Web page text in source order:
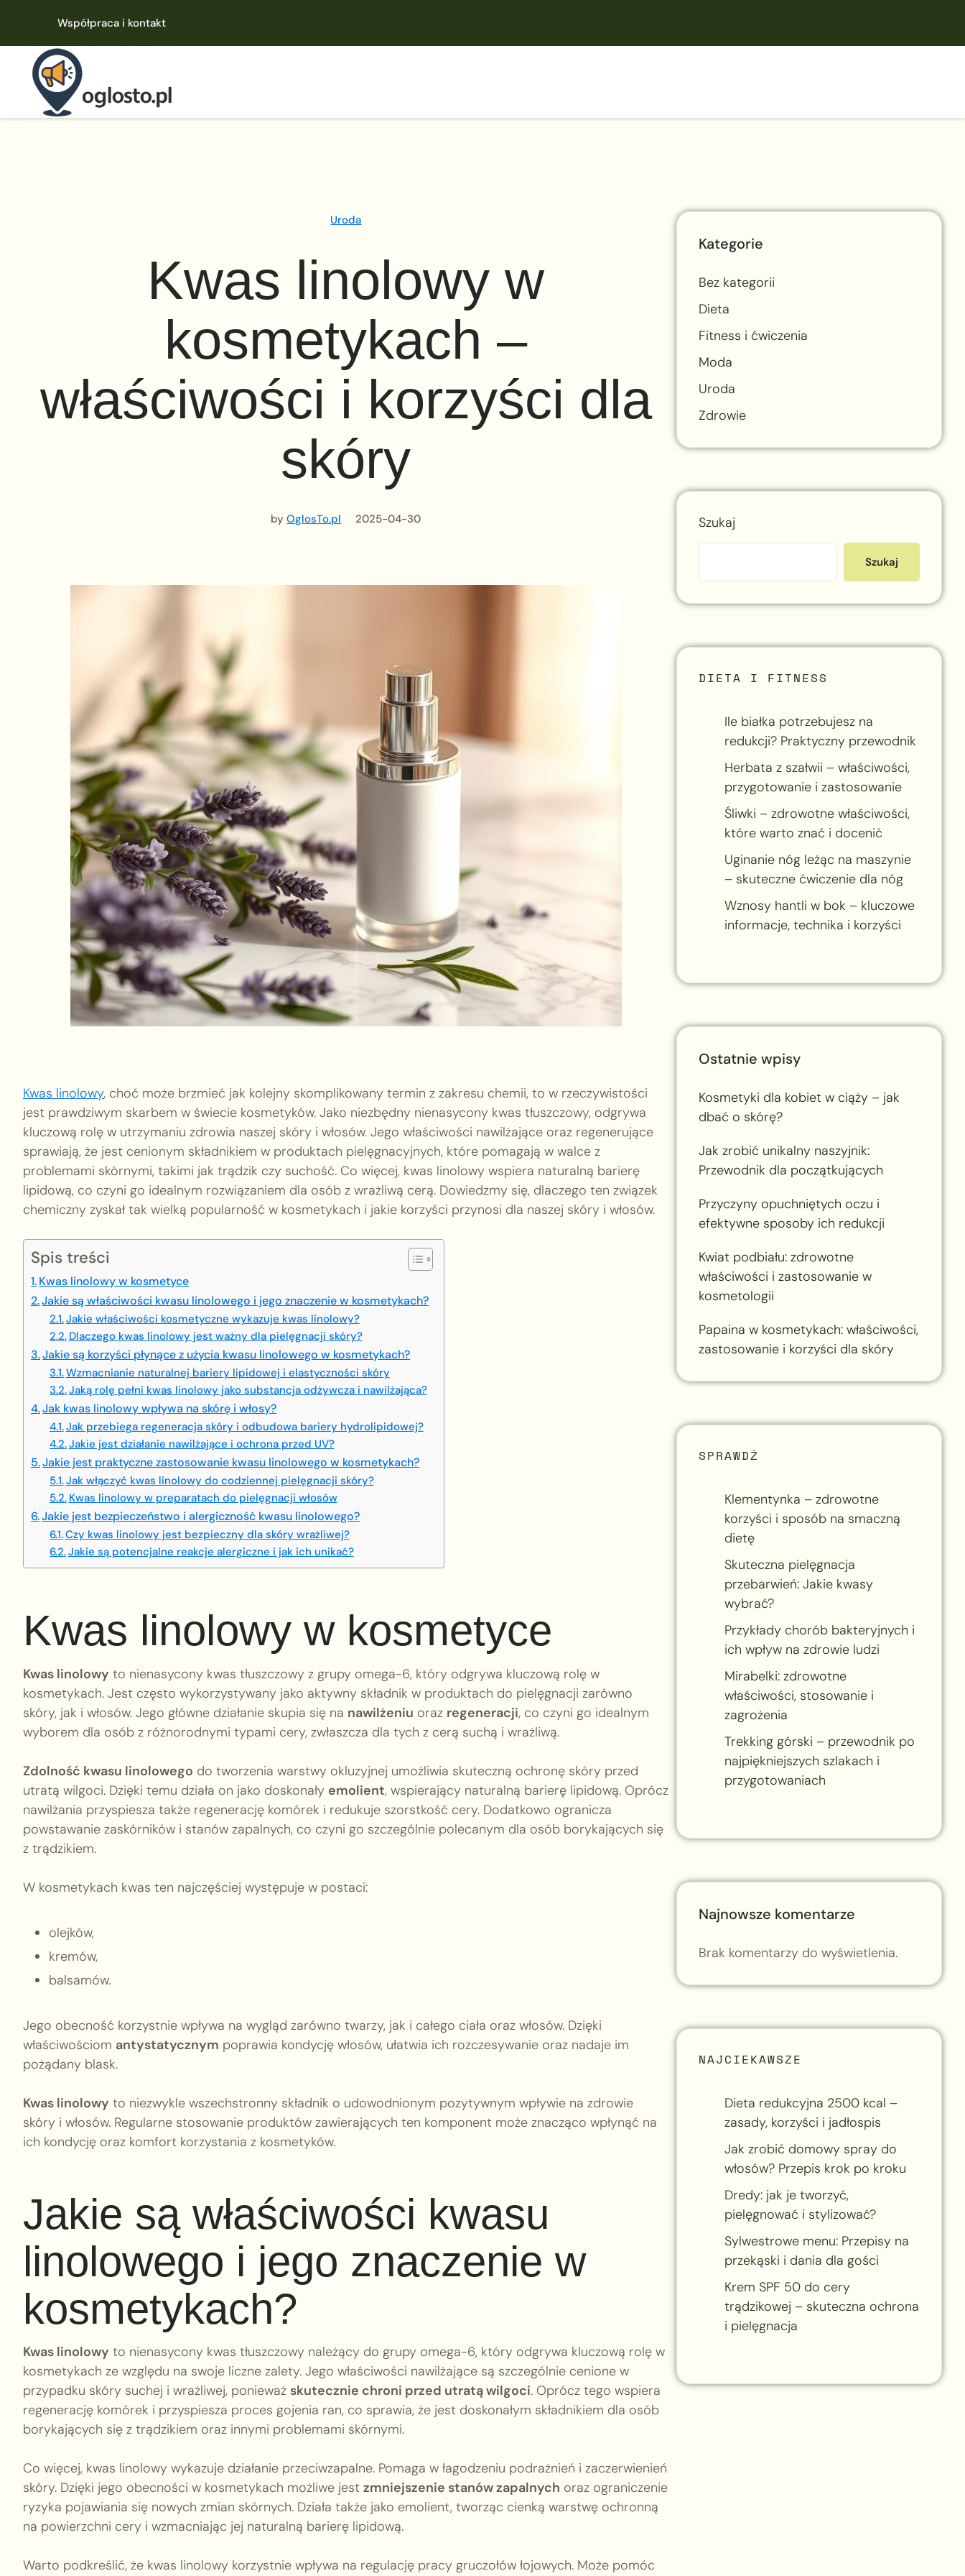
Współpraca i kontakt
Uroda
Kwas linolowy w
kosmetykach –
właściwości i korzyści dla
skóry
byOglosTo.pl 2025-04-30
Kwas linolowy, choć może brzmieć jak kolejny skomplikowany termin z zakresu chemii, to w rzeczywistości
jest prawdziwym skarbem w świecie kosmetyków. Jako niezbędny nienasycony kwas tłuszczowy, odgrywa
kluczową rolę w utrzymaniu zdrowia naszej skóry i włosów. Jego właściwości nawilżające oraz regenerujące
sprawiają, że jest cenionym składnikiem w produktach pielęgnacyjnych, które pomagają w walce z
problemami skórnymi, takimi jak trądzik czy suchość. Co więcej, kwas linolowy wspiera naturalną barierę
lipidową, co czyni go idealnym rozwiązaniem dla osób z wrażliwą cerą. Dowiedzmy się, dlaczego ten związek
chemiczny zyskał tak wielką popularność w kosmetykach i jakie korzyści przynosi dla naszej skóry i włosów.
Spis treści
Kwas linolowy w kosmetyce
Jakie są właściwości kwasu linolowego i jego znaczenie w kosmetykach?
Jakie właściwości kosmetyczne wykazuje kwas linolowy?
Dlaczego kwas linolowy jest ważny dla pielęgnacji skóry?
Jakie są korzyści płynące z użycia kwasu linolowego w kosmetykach?
Wzmacnianie naturalnej bariery lipidowej i elastyczności skóry
Jaką rolę pełni kwas linolowy jako substancja odżywcza i nawilżająca?
Jak kwas linolowy wpływa na skórę i włosy?
Jak przebiega regeneracja skóry i odbudowa bariery hydrolipidowej?
Jakie jest działanie nawilżające i ochrona przed UV?
Jakie jest praktyczne zastosowanie kwasu linolowego w kosmetykach?
Jak włączyć kwas linolowy do codziennej pielęgnacji skóry?
Kwas linolowy w preparatach do pielęgnacji włosów
Jakie jest bezpieczeństwo i alergiczność kwasu linolowego?
Czy kwas linolowy jest bezpieczny dla skóry wrażliwej?
Jakie są potencjalne reakcje alergiczne i jak ich unikać?
Kwas linolowy w kosmetyce
Kwas linolowy to nienasycony kwas tłuszczowy z grupy omega-6, który odgrywa kluczową rolę w
kosmetykach. Jest często wykorzystywany jako aktywny składnik w produktach do pielęgnacji zarówno
skóry, jak i włosów. Jego główne działanie skupia się na nawilżeniu oraz regeneracji, co czyni go idealnym
wyborem dla osób z różnorodnymi typami cery, zwłaszcza dla tych z cerą suchą i wrażliwą.
Zdolność kwasu linolowego do tworzenia warstwy okluzyjnej umożliwia skuteczną ochronę skóry przed
utratą wilgoci. Dzięki temu działa on jako doskonały emolient, wspierający naturalną barierę lipidową. Oprócz
nawilżania przyspiesza także regenerację komórek i redukuje szorstkość cery. Dodatkowo ogranicza
powstawanie zaskórników i stanów zapalnych, co czyni go szczególnie polecanym dla osób borykających się
z trądzikiem.
W kosmetykach kwas ten najczęściej występuje w postaci:
olejków,
kremów,
balsamów.
Jego obecność korzystnie wpływa na wygląd zarówno twarzy, jak i całego ciała oraz włosów. Dzięki
właściwościom antystatycznym poprawia kondycję włosów, ułatwia ich rozczesywanie oraz nadaje im
pożądany blask.
Kwas linolowy to niezwykle wszechstronny składnik o udowodnionym pozytywnym wpływie na zdrowie
skóry i włosów. Regularne stosowanie produktów zawierających ten komponent może znacząco wpłynąć na
ich kondycję oraz komfort korzystania z kosmetyków.
Jakie są właściwości kwasu
linolowego i jego znaczenie w
kosmetykach?
Kwas linolowy to nienasycony kwas tłuszczowy należący do grupy omega-6, który odgrywa kluczową rolę w
kosmetykach ze względu na swoje liczne zalety. Jego właściwości nawilżające są szczególnie cenione w
przypadku skóry suchej i wrażliwej, ponieważ skutecznie chroni przed utratą wilgoci. Oprócz tego wspiera
regenerację komórek i przyspiesza proces gojenia ran, co sprawia, że jest doskonałym składnikiem dla osób
borykających się z trądzikiem oraz innymi problemami skórnymi.
Co więcej, kwas linolowy wykazuje działanie przeciwzapalne. Pomaga w łagodzeniu podrażnień i zaczerwienień
skóry. Dzięki jego obecności w kosmetykach możliwe jest zmniejszenie stanów zapalnych oraz ograniczenie
ryzyka pojawiania się nowych zmian skórnych. Działa także jako emolient, tworząc cienką warstwę ochronną
na powierzchni cery i wzmacniając jej naturalną barierę lipidową.
Warto podkreślić, że kwas linolowy korzystnie wpływa na regulację pracy gruczołów łojowych. Może pomóc
Kategorie
Bez kategorii
Dieta
Fitness i ćwiczenia
Moda
Uroda
Zdrowie
Szukaj
Szukaj
DIETA I FITNESS
Ile białka potrzebujesz na
redukcji? Praktyczny przewodnik
Herbata z szałwii – właściwości,
przygotowanie i zastosowanie
Śliwki – zdrowotne właściwości,
które warto znać i docenić
Uginanie nóg leżąc na maszynie
– skuteczne ćwiczenie dla nóg
Wznosy hantli w bok – kluczowe
informacje, technika i korzyści
Ostatnie wpisy
Kosmetyki dla kobiet w ciąży – jak
dbać o skórę?
Jak zrobić unikalny naszyjnik:
Przewodnik dla początkujących
Przyczyny opuchniętych oczu i
efektywne sposoby ich redukcji
Kwiat podbiału: zdrowotne
właściwości i zastosowanie w
kosmetologii
Papaina w kosmetykach: właściwości,
zastosowanie i korzyści dla skóry
SPRAWDŹ
Klementynka – zdrowotne
korzyści i sposób na smaczną
dietę
Skuteczna pielęgnacja
przebarwień: Jakie kwasy
wybrać?
Przykłady chorób bakteryjnych i
ich wpływ na zdrowie ludzi
Mirabelki: zdrowotne
właściwości, stosowanie i
zagrożenia
Trekking górski – przewodnik po
najpiękniejszych szlakach i
przygotowaniach
Najnowsze komentarze
Brak komentarzy do wyświetlenia.
NAJCIEKAWSZE
Dieta redukcyjna 2500 kcal –
zasady, korzyści i jadłospis
Jak zrobić domowy spray do
włosów? Przepis krok po kroku
Dredy: jak je tworzyć,
pielęgnować i stylizować?
Sylwestrowe menu: Przepisy na
przekąski i dania dla gości
Krem SPF 50 do cery
trądzikowej – skuteczna ochrona
i pielęgnacja